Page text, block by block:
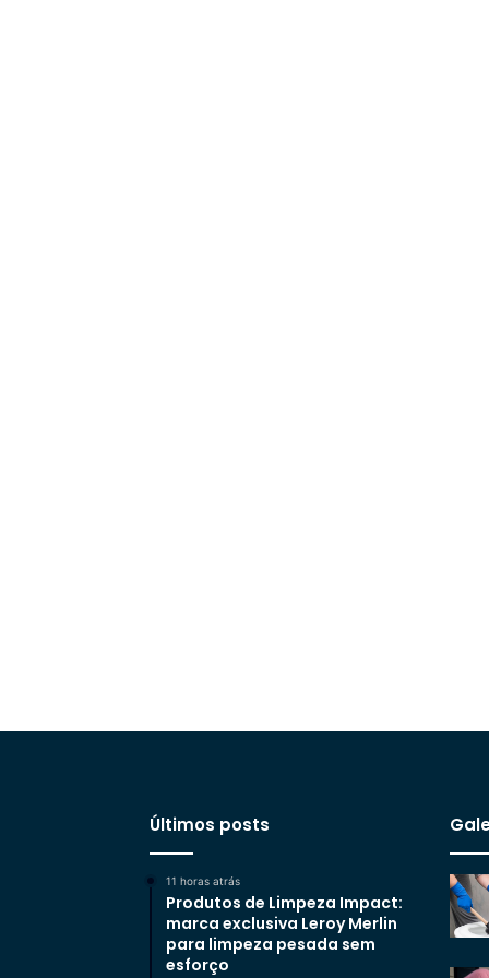
Últimos posts
11 horas atrás
Produtos de Limpeza Impact:
marca exclusiva Leroy Merlin
para limpeza pesada sem
esforço